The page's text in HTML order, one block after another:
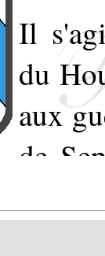
Il
du
aux
de